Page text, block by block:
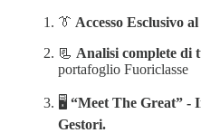
👔 Accesso Esclusivo al
📃 Analisi complete di
portafoglio Fuoriclasse
🖥️ “Meet The Great” -
Gestori.